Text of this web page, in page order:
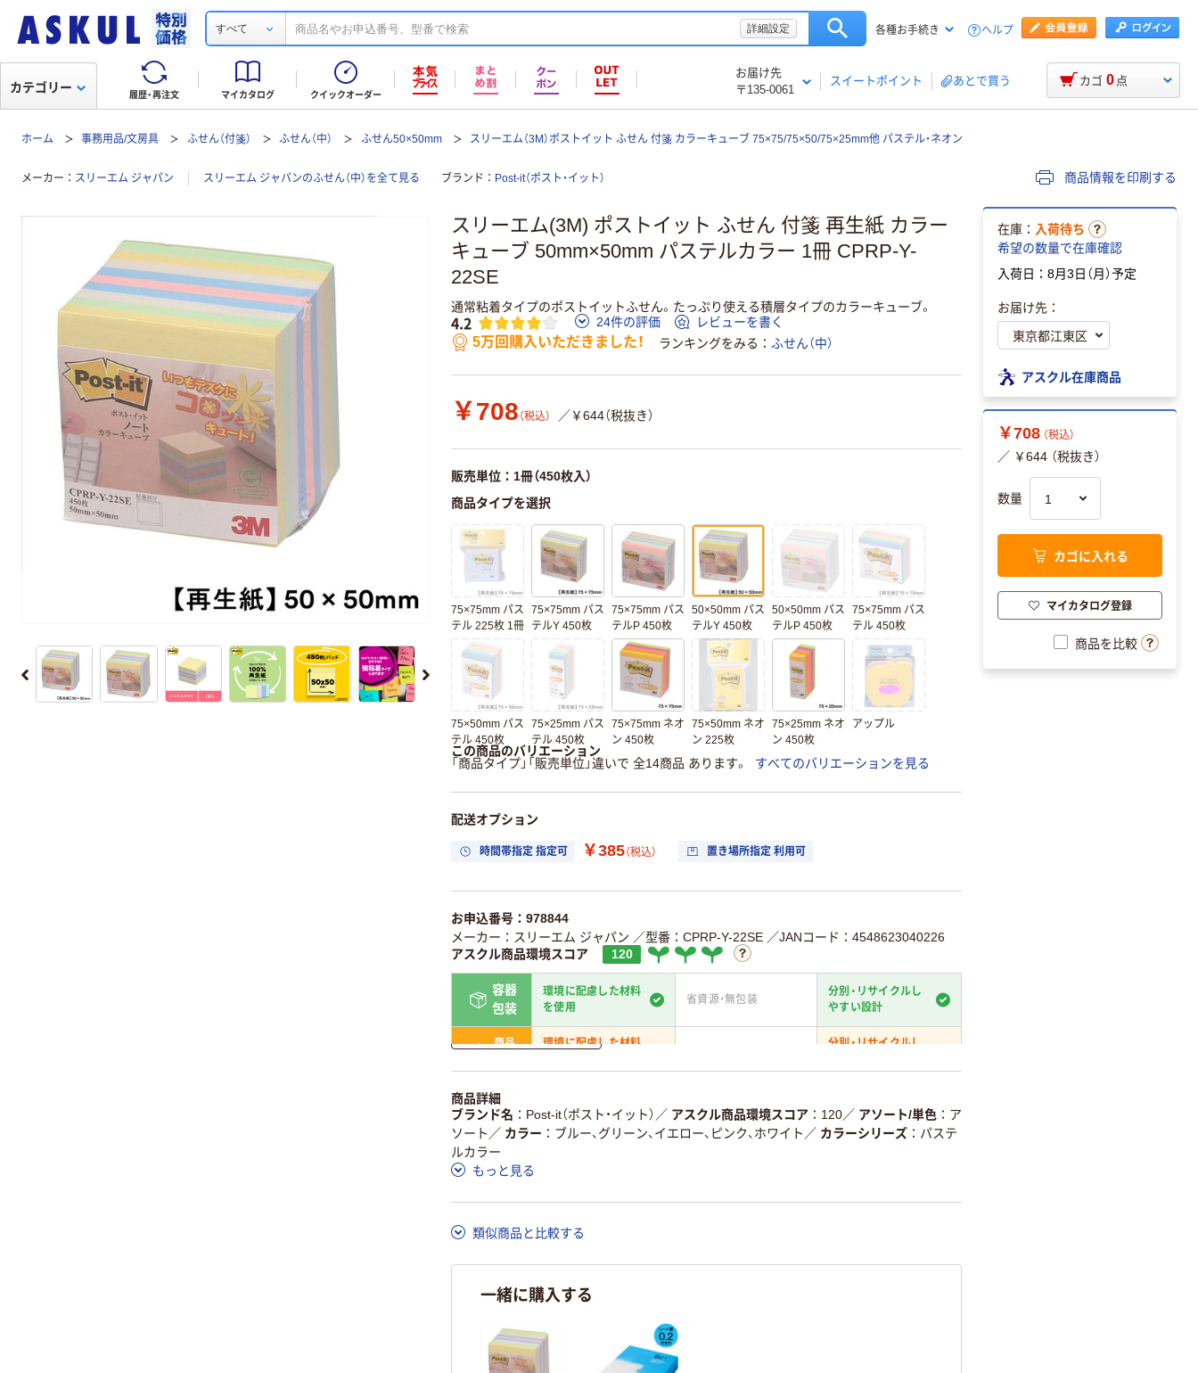
すべて 詳細設定 各種お手続き ヘルプ
履歴・再注文 マイカタログ クイックオーダー
お届け先
〒135-0061
スイートポイント あとで買う
カテゴリー カゴ 0 点
ホーム 事務用品/文房具 ふせん（付箋） ふせん（中） ふせん50×50mm スリーエム（3M）ポストイット ふせん 付箋 カラーキューブ 75×75/75×50/75×25mm他 パステル・ネオン
メーカー スリーエム ジャパン スリーエム ジャパンのふせん（中）を全て見る ブランド Post-it（ポスト・イット） 商品情報を印刷する
スリーエム(3M) ポストイット ふせん 付箋 再生紙 カラー
キューブ 50mm×50mm パステルカラー 1冊 CPRP-Y-
22SE
通常粘着タイプのポストイットふせん。たっぷり使える積層タイプのカラーキューブ。
4.2 24件の評価 レビューを書く
5万回購入いただきました！ ランキングをみる ふせん（中）
￥708 （税込） ／￥644（税抜き）
販売単位：1冊（450枚入）
商品タイプを選択
75×75mm パス
テル 225枚 1冊
75×75mm パス
テルY 450枚
75×75mm パス
テルP 450枚
50×50mm パス
テルY 450枚
50×50mm パス
テルP 450枚
75×75mm パス
テル 450枚
75×50mm パス
テル 450枚
75×25mm パス
テル 450枚
75×75mm ネオ
ン 450枚
75×50mm ネオ
ン 225枚
75×25mm ネオ
ン 450枚
アップル
この商品のバリエーション
「商品タイプ」「販売単位」違いで 全14商品 あります。
すべてのバリエーションを見る
配送オプション
時間帯指定 指定可 ￥385（税込） 置き場所指定 利用可
お申込番号：978844
メーカー：スリーエム ジャパン ／型番：CPRP-Y-22SE ／JANコード：4548623040226
アスクル商品環境スコア
120
容器
包装
環境に配慮した材料
を使用
省資源・無包装
分別・リサイクルし
やすい設計
商品
環境に配慮した材料
分別・リサイクルし
仕組
ている
削減
この商品の環境配慮ポイントです。詳しくはページ下部の商品詳細「アスクル商品環境スコ
ア詳細／加点項目
詳しく見る
商品詳細
ブランド名
Post-it（ポスト・イット） ／ アスクル商品環境スコア 120／ アソート/単色
ア
ソート ／ カラー ブルー、グリーン、イエロー、ピンク、ホワイト ／ カラーシリーズ
パステ
ルカラー
もっと見る
類似商品と比較する
一緒に購入する
在庫： 入荷待ち
希望の数量で在庫確認
入荷日：8月3日（月）予定
お届け先：
アスクル在庫商品
￥708 （税込）
／ ￥644 （税抜き）
数量
カゴに入れる
マイカタログ登録
商品を比較